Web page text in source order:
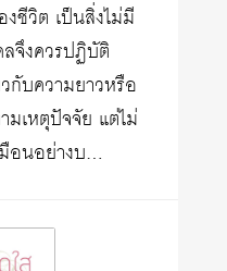
ชีวิต เป็นสิ่งไม่มี
จึงควรปฏิบัติ
วกับความยาวหรือ
เหตุปัจจัย แต่ไม่
อนอย่างบ…